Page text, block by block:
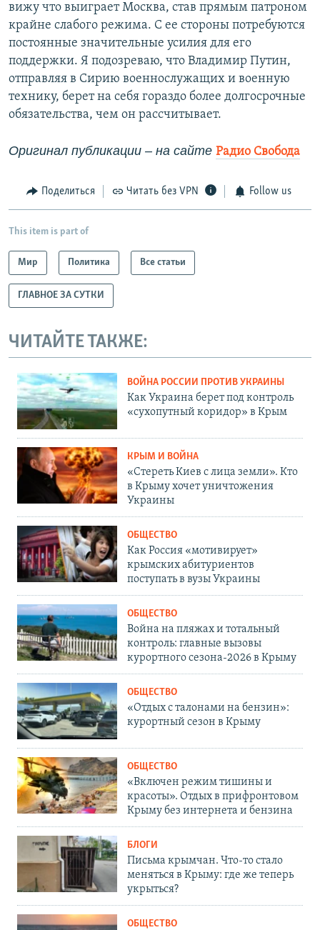
вижу что выиграет Москва, став прямым патроном
крайне слабого режима. С ее стороны потребуются
постоянные значительные усилия для его
поддержки. Я подозреваю, что Владимир Путин,
отправляя в Сирию военнослужащих и военную
технику, берет на себя гораздо более долгосрочные
обязательства, чем он рассчитывает.
Оригинал публикации – на сайте Радио Свобода
Поделиться Читать без VPN Follow us
This item is part of
Мир Политика Все статьи
ГЛАВНОЕ ЗА СУТКИ
ЧИТАЙТЕ ТАКЖЕ:
ВОЙНА РОССИИ ПРОТИВ УКРАИНЫ
Как Украина берет под контроль
«сухопутный коридор» в Крым
КРЫМ И ВОЙНА
«Стереть Киев с лица земли». Кто
в Крыму хочет уничтожения
Украины
ОБЩЕСТВО
Как Россия «мотивирует»
крымских абитуриентов
поступать в вузы Украины
ОБЩЕСТВО
Война на пляжах и тотальный
контроль: главные вызовы
курортного сезона-2026 в Крыму
ОБЩЕСТВО
«Отдых с талонами на бензин»:
курортный сезон в Крыму
ОБЩЕСТВО
«Включен режим тишины и
красоты». Отдых в прифронтовом
Крыму без интернета и бензина
БЛОГИ
Письма крымчан. Что-то стало
меняться в Крыму: где же теперь
укрыться?
ОБЩЕСТВО